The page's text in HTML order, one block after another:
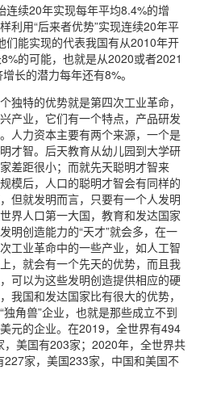
续20年实现每年平均8.4%的增
利用“后来者优势”实现连续20年平
能实现的代表我国有从2010年开
的可能，也就是从2020或者2021
长的潜力每年还有8%。
独特的优势就是第四次工业革命，
产业，它们有一个特点，产品研发
人力资本主要有两个来源，一个是
才智。后天教育从幼儿园到大学研
差距很小；而就先天聪明才智来
模后，人口的聪明才智会有同样的
但就发明而言，只要有一个人发明
界人口第一大国，教育和发达国家
明创造能力的“天才”就会多，在一
工业革命中的一些产业，如人工智
，就会有一个先天的优势，而且我
可以为这些发明创造提供相应的硬
我国和发达国家比有很大的优势，
角兽”企业，也就是那些成立不到
元的企业。在2019，全世界有494
，美国有203家；2020年，全世界共
227家，美国233家，中国和美国不